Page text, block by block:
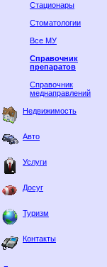
Стационары
Стоматологии
Все МУ
Справочник
препаратов
Справочник
меднаправлений
Недвижимость
Авто
Услуги
Досуг
Туризм
Контакты